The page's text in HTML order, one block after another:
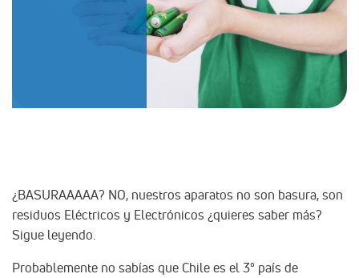
¿BASURAAAAA? NO, nuestros aparatos no son basura, son
residuos Eléctricos y Electrónicos ¿quieres saber más?
Sigue leyendo.
Probablemente no sabías que Chile es el 3° país de